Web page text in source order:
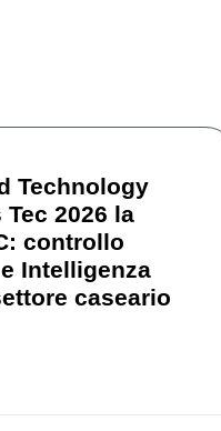
Technology
2026 la
controllo
Intelligenza
caseario